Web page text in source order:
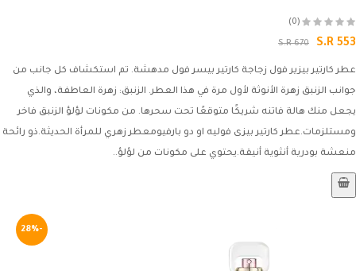
(0)
S.R 553
S.R 670
عطر كارتير بيزير فول زجاجة كارتير بيسر فول مدهشة. تم استكشاف كل جانب من
جوانب الزنبق زهرة الأنوثة لأول مرة في هذا العطر. الزنبق: زهرة العاطفة، والذي
يجعل منك هالة فاتنه شريكًا متوقعًا تحت سحرها. من مكونات لؤلؤ الزنبق فاخر
ومستلزمات.عطر كارتير بيزى فوليه او دو بارفيومعطر زهري للمرأة الحديثة.ذو رائحة
منعشة بودرية أنثوية أنيقة.يحتوي على مكونات من لؤلؤ..
-28%